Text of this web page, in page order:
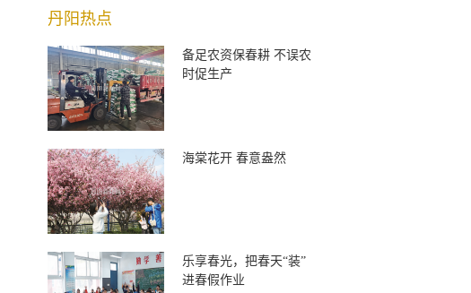
丹阳热点
备足农资保春耕 不误农
时促生产
海棠花开 春意盎然
乐享春光，把春天“装”
进春假作业